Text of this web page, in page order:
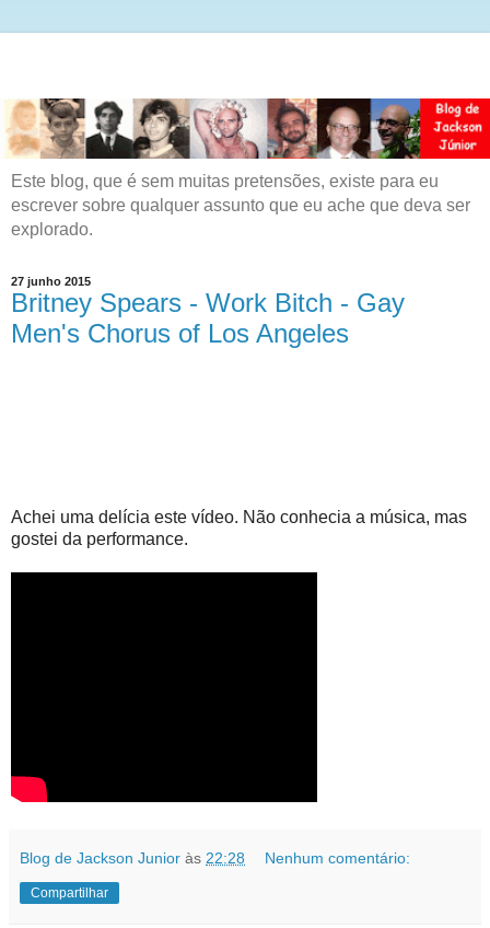
Este blog, que é sem muitas pretensões, existe para eu
escrever sobre qualquer assunto que eu ache que deva ser
explorado.
27 junho 2015
Britney Spears - Work Bitch - Gay
Men's Chorus of Los Angeles
Achei uma delícia este vídeo. Não conhecia a música, mas
gostei da performance.
Blog de Jackson Junior às 22:28 Nenhum comentário:
Compartilhar